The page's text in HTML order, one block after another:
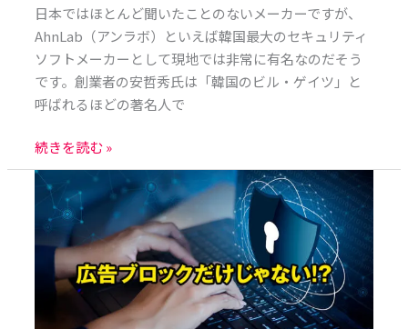
日本ではほとんど聞いたことのないメーカーですが、
AhnLab（アンラボ）といえば韓国最大のセキュリティ
ソフトメーカーとして現地では非常に有名なのだそう
です。創業者の安哲秀氏は「韓国のビル・ゲイツ」と
呼ばれるほどの著名人で
ア
の
V3
セ
キ
リ
テ
ィ
続きを読む »
【AdGuard】
AdGuard
が
持
つ、
告